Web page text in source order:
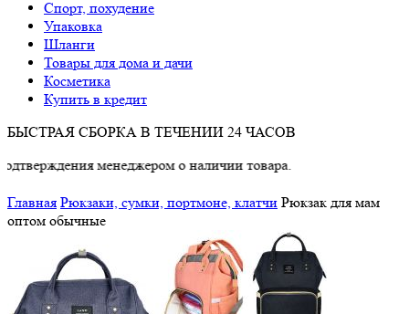
Спорт, похудение
Упаковка
Шланги
Товары для дома и дачи
Косметика
Купить в кредит
БЫСТРАЯ СБОРКА В ТЕЧЕНИИ 24 ЧАСОВ
менеджером о наличии товара.
Главная Рюкзаки, сумки, портмоне, клатчи Рюкзак для мам
оптом обычные